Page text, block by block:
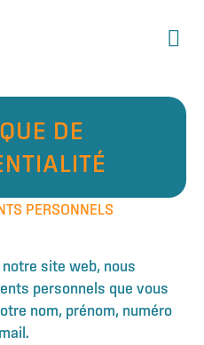
DE
PERSONNELS
site web, nous
personnels que vous
nom, prénom, numéro